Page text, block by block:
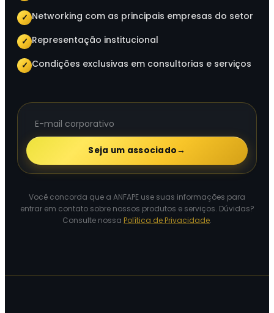
✓ Networking com as principais empresas do setor
✓ Representação institucional
✓ Condições exclusivas em consultorias e serviços
Seja um associado→
Você concorda que a ANFAPE use suas informações para
entrar em contato sobre nossos produtos e serviços. Dúvidas?
Consulte nossa Política de Privacidade.